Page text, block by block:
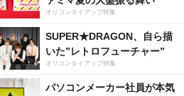
オリコンタイアップ特集
SUPER★DRAGON、自ら描
いた”レトロフューチャー”
オリコンタイアップ特集
パソコンメーカー社員が本気